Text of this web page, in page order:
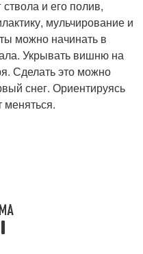
ствола и его полив,
мульчирование и
можно начинать в
Укрывать вишню на
Сделать это можно
снег. Ориентируясь
меняться.